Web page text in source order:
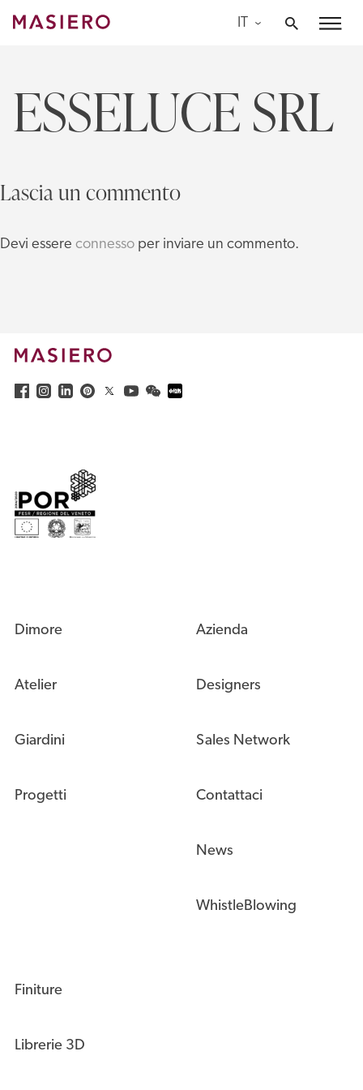
Skip
IT
ESSELUCE SRL
Lascia un commento
Devi essere connesso per inviare un commento.
Dimore
Atelier
Giardini
Progetti
Azienda
Designers
Sales Network
Contattaci
News
WhistleBlowing
Finiture
Librerie 3D